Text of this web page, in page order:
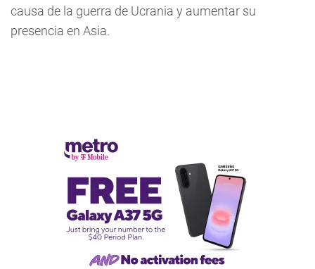
causa de la guerra de Ucrania y aumentar su
presencia en Asia.